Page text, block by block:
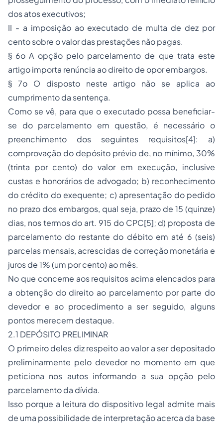
dos atos executivos;
II - a imposição ao executado de multa de dez por
cento sobre o valor das prestações não pagas.
§ 6o A opção pelo parcelamento de que trata este
artigo importa renúncia ao direito de opor embargos.
§ 7o O disposto neste artigo não se aplica ao
cumprimento da sentença.
Como se vê, para que o executado possa beneficiar-
se do parcelamento em questão, é necessário o
preenchimento dos seguintes requisitos[4]: a)
comprovação do depósito prévio de, no mínimo, 30%
(trinta por cento) do valor em execução, inclusive
custas e honorários de advogado; b) reconhecimento
do crédito do exequente; c) apresentação do pedido
no prazo dos embargos, qual seja, prazo de 15 (quinze)
dias, nos termos do art. 915 do CPC[5]; d) proposta de
parcelamento do restante do débito em até 6 (seis)
parcelas mensais, acrescidas de correção monetária e
juros de 1% (um por cento) ao mês.
No que concerne aos requisitos acima elencados para
a obtenção do direito ao parcelamento por parte do
devedor e ao procedimento a ser seguido, alguns
pontos merecem destaque.
2.1 DEPÓSITO PRELIMINAR
O primeiro deles diz respeito ao valor a ser depositado
preliminarmente pelo devedor no momento em que
peticiona nos autos informando a sua opção pelo
parcelamento da dívida.
Isso porque a leitura do dispositivo legal admite mais
de uma possibilidade de interpretação acerca da base